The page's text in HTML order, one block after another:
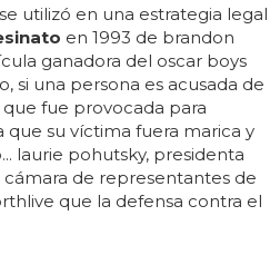
utilizó en una estrategia legal
en 1993 de brandon
ganadora del oscar boys
si una persona es acusada de
fue provocada para
su víctima fuera marica y
laurie pohutsky, presidenta
de representantes de
que la defensa contra el